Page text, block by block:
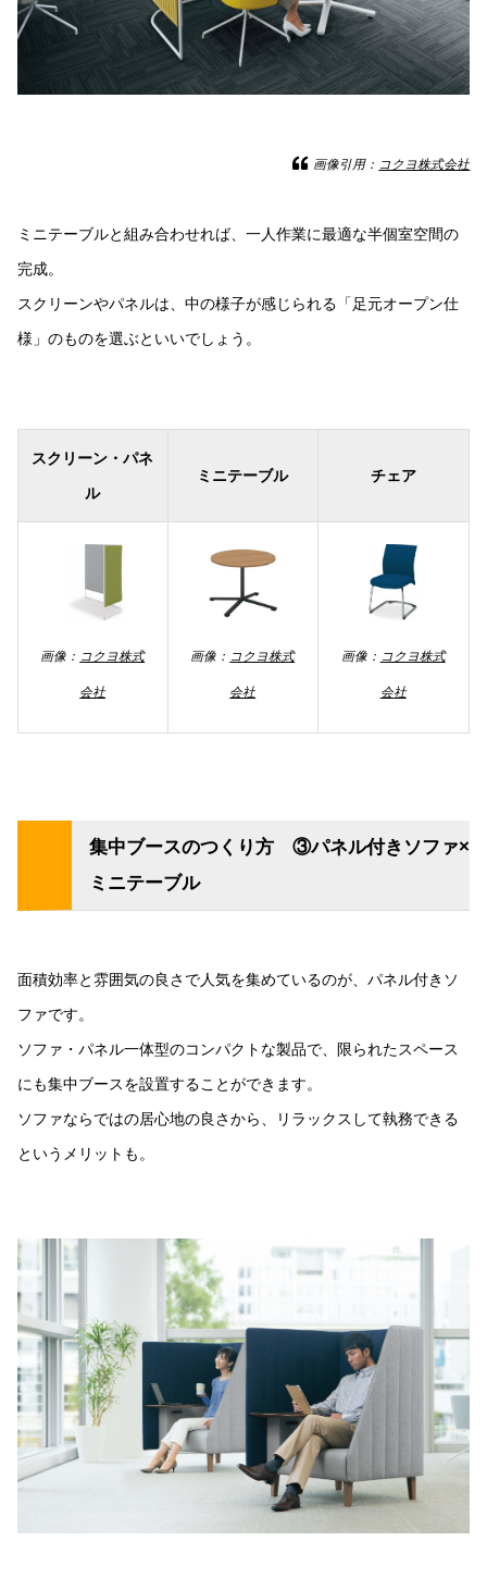
画像引用： コクヨ株式会社
ミニテーブルと組み合わせれば、一人作業に最適な半個室空間の
完成。
スクリーンやパネルは、中の様子が感じられる「足元オープン仕
様」のものを選ぶといいでしょう。
スクリーン・パネ
ル
ミニテーブル チェア
画像： コクヨ株式
会社
画像： コクヨ株式
会社
画像： コクヨ株式
会社
集中ブースのつくり方 ③パネル付きソファ×
ミニテーブル
面積効率と雰囲気の良さで人気を集めているのが、パネル付きソ
ファです。
ソファ・パネル一体型のコンパクトな製品で、限られたスペース
にも集中ブースを設置することができます。
ソファならではの居心地の良さから、リラックスして執務できる
というメリットも。